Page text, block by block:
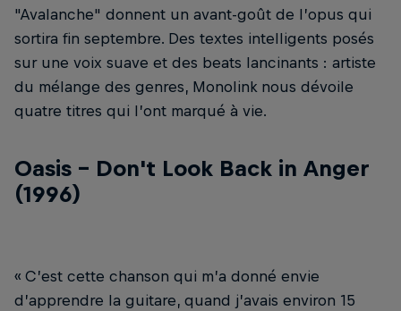
"Avalanche" donnent un avant-goût de l’opus qui
sortira fin septembre. Des textes intelligents posés
sur une voix suave et des beats lancinants : artiste
du mélange des genres, Monolink nous dévoile
quatre titres qui l’ont marqué à vie.
Oasis - Don't Look Back in Anger
(1996)
« C’est cette chanson qui m’a donné envie
d’apprendre la guitare, quand j’avais environ 15